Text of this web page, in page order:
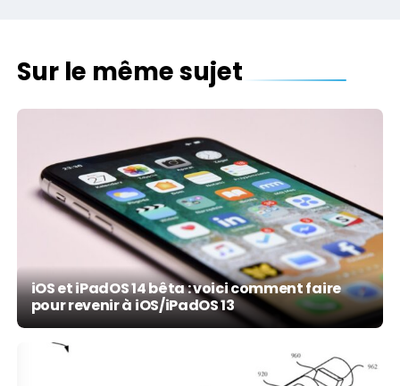
Sur le même sujet
iOS et iPadOS 14 bêta : voici comment faire
pour revenir à iOS/iPadOS 13